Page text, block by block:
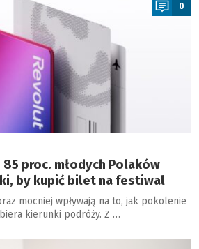
0
proc. młodych Polaków
by kupić bilet na festiwal
mocniej wpływają na to, jak pokolenie
kierunki podróży. Z …